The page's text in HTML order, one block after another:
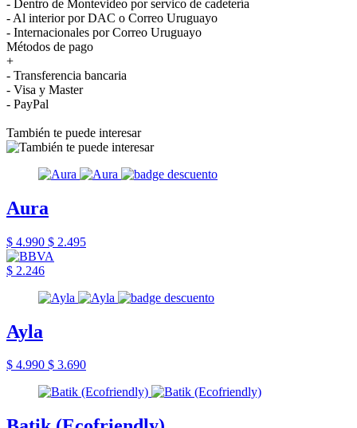
- Dentro de Montevideo por servico de cadetería
- Al interior por DAC o Correo Uruguayo
- Internacionales por Correo Uruguayo
Métodos de pago
+
- Transferencia bancaria
- Visa y Master
- PayPal
También te puede interesar
Aura
$ 4.990 $ 2.495
$ 2.246
Ayla
$ 4.990 $ 3.690